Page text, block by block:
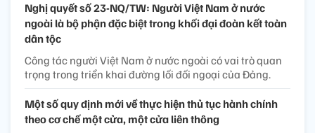
Nghị quyết số 23-NQ/TW: Người Việt Nam ở nước
ngoài là bộ phận đặc biệt trong khối đại đoàn kết toàn
dân tộc
Công tác người Việt Nam ở nước ngoài có vai trò quan
trọng trong triển khai đường lối đối ngoại của Đảng.
Một số quy định mới về thực hiện thủ tục hành chính
theo cơ chế một cửa, một cửa liên thông